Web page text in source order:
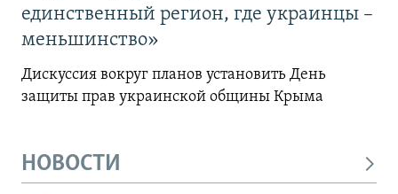
единственный регион, где украинцы –
меньшинство»
Дискуссия вокруг планов установить День
защиты прав украинской общины Крыма
НОВОСТИ